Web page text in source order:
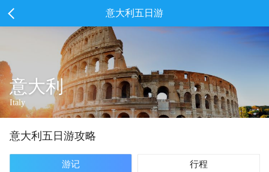
意大利五日游
意大利
Italy
意大利 五 日游攻略
游记 行程